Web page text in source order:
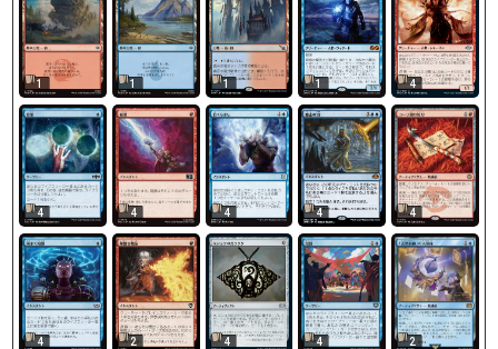
1 1 1 1 4
4 4 4 4 4
4 2 4 4 2